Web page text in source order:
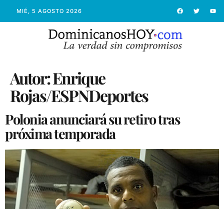
MIÉ, 5 AGOSTO 2026
Autor:Enrique
Rojas/ESPNDeportes
Polonia anunciará su retiro tras
próxima temporada